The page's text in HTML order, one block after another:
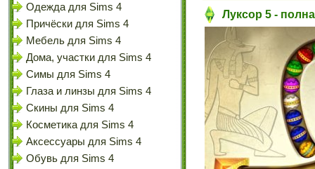
Одежда для Sims 4
Причёски для Sims 4
Мебель для Sims 4
Дома, участки для Sims 4
Симы для Sims 4
Глаза и линзы для Sims 4
Скины для Sims 4
Косметика для Sims 4
Аксессуары для Sims 4
Обувь для Sims 4
Луксор 5 -